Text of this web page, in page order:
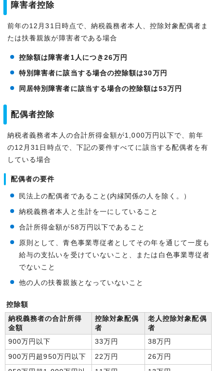
障害者控除
前年の12月31日時点で、納税義務者本人、控除対象配偶者ま
たは扶養親族が障害者である場合
控除額は障害者1人につき26万円
特別障害者に該当する場合の控除額は30万円
同居特別障害者に該当する場合の控除額は53万円
配偶者控除
納税者義務者本人の合計所得金額が1,000万円以下で、前年
の12月31日時点で、下記の要件すべてに該当する配偶者を有
している場合
配偶者の要件
民法上の配偶者であること(内縁関係の人を除く。）
納税義務者本人と生計を一にしていること
合計所得金額が58万円以下であること
原則として、青色事業専従者としてその年を通じて一度も
給与の支払いを受けていないこと、または白色事業専従者
でないこと
他の人の扶養親族となっていないこと
控除額
納税義務者の合計所得
金額
控除対象配偶
者
老人控除対象配偶
者
900万円以下
33万円 38万円
900万円超950万円以下 22万円 26万円